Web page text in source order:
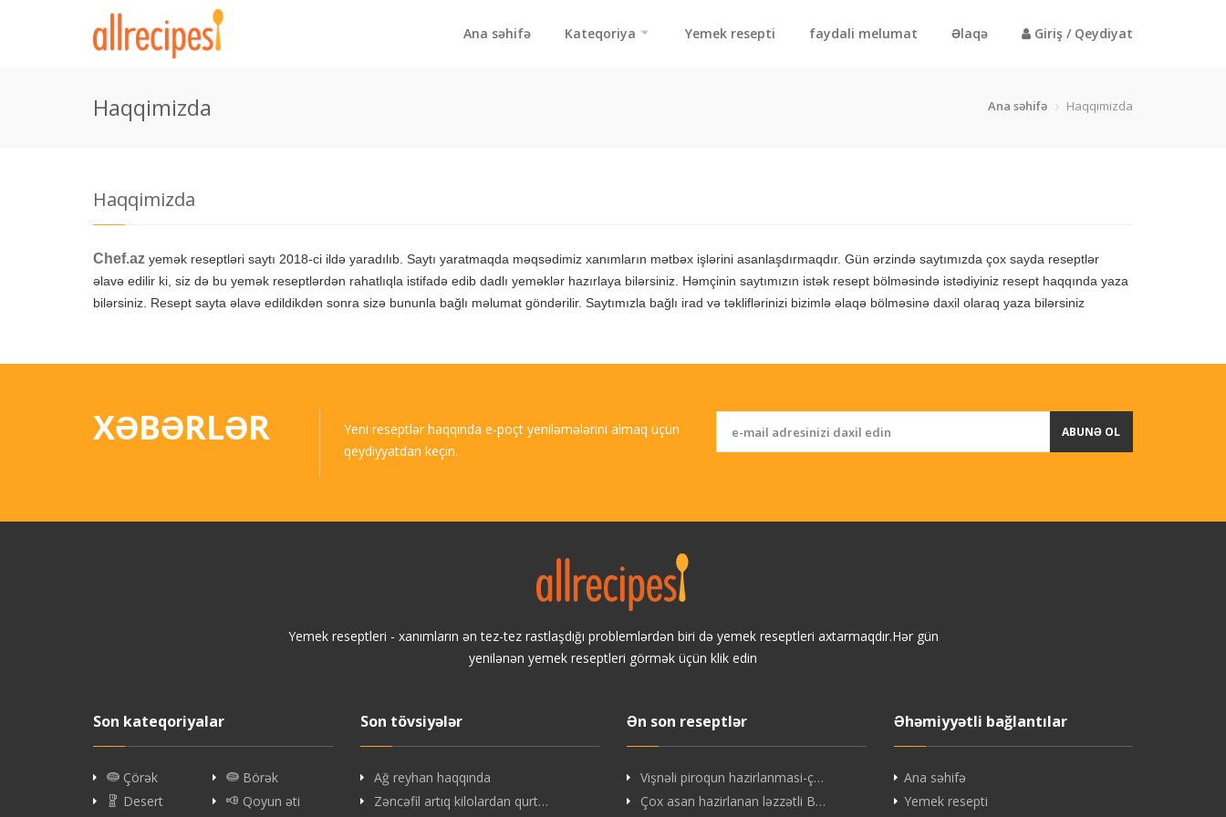
Ana səhifə Kateqoriya Yemek resepti faydali melumat Əlaqə Giriş / Qeydiyat
Haqqimizda Ana səhifə Haqqimizda
Haqqimizda
Chef.az yemək reseptləri saytı 2018-ci ildə yaradılıb. Saytı yaratmaqda məqsədimiz xanımların mətbəx işlərini asanlaşdırmaqdır. Gün ərzində saytımızda çox sayda reseptlər
əlavə edilir ki, siz də bu yemək reseptlərdən rahatlıqla istifadə edib dadlı yeməklər hazırlaya bilərsiniz. Həmçinin saytımızın istək resept bölməsində istədiyiniz resept haqqında yaza
bilərsiniz. Resept sayta əlavə edildikdən sonra sizə bununla bağlı məlumat göndərilir. Saytımızla bağlı irad və təkliflərinizi bizimlə əlaqə bölməsinə daxil olaraq yaza bilərsiniz
XƏBƏRLƏR
Yeni reseptlər haqqında e-poçt yeniləmələrini almaq üçün
qeydiyyatdan keçin.
ABUNƏ OL
Yemek reseptleri - xanımların ən tez-tez rastlaşdığı problemlərdən biri də yemek reseptleri axtarmaqdır.Hər gün
yenilənən yemek reseptleri görmək üçün klik edin
Son kateqoriyalar
Çörək
Börək
Desert
Qoyun əti
Son tövsiyələr
Ağ reyhan haqqında
Zəncəfil artıq kilolardan qurt…
Ən son reseptlər
Vişnəli piroqun hazirlanmasi-ç…
Çox asan hazirlanan ləzzətli B…
Əhəmiyyətli bağlantılar
Ana səhifə
Yemek resepti